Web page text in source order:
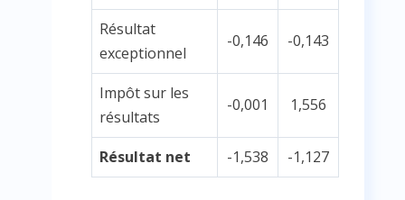
Résultat
exceptionnel
-0,146 -0,143
Impôt sur les
résultats
-0,001 1,556
Résultat net -1,538 -1,127